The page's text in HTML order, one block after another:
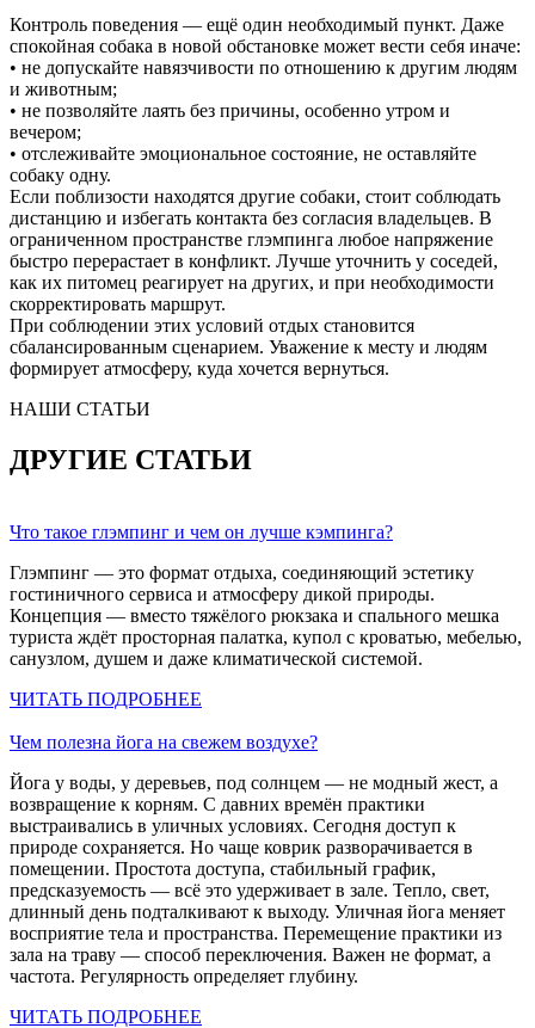
Контроль поведения — ещё один необходимый пункт. Даже
спокойная собака в новой обстановке может вести себя иначе:
• не допускайте навязчивости по отношению к другим людям
и животным;
• не позволяйте лаять без причины, особенно утром и
вечером;
• отслеживайте эмоциональное состояние, не оставляйте
собаку одну.
Если поблизости находятся другие собаки, стоит соблюдать
дистанцию и избегать контакта без согласия владельцев. В
ограниченном пространстве глэмпинга любое напряжение
быстро перерастает в конфликт. Лучше уточнить у соседей,
как их питомец реагирует на других, и при необходимости
скорректировать маршрут.
При соблюдении этих условий отдых становится
сбалансированным сценарием. Уважение к месту и людям
формирует атмосферу, куда хочется вернуться.
НАШИ СТАТЬИ
ДРУГИЕ СТАТЬИ
Что такое глэмпинг и чем он лучше кэмпинга?
Глэмпинг — это формат отдыха, соединяющий эстетику
гостиничного сервиса и атмосферу дикой природы.
Концепция — вместо тяжёлого рюкзака и спального мешка
туриста ждёт просторная палатка, купол с кроватью, мебелью,
санузлом, душем и даже климатической системой.
ЧИТАТЬ ПОДРОБНЕЕ
Чем полезна йога на свежем воздухе?
Йога у воды, у деревьев, под солнцем — не модный жест, а
возвращение к корням. С давних времён практики
выстраивались в уличных условиях. Сегодня доступ к
природе сохраняется. Но чаще коврик разворачивается в
помещении. Простота доступа, стабильный график,
предсказуемость — всё это удерживает в зале. Тепло, свет,
длинный день подталкивают к выходу. Уличная йога меняет
восприятие тела и пространства. Перемещение практики из
зала на траву — способ переключения. Важен не формат, а
частота. Регулярность определяет глубину.
ЧИТАТЬ ПОДРОБНЕЕ